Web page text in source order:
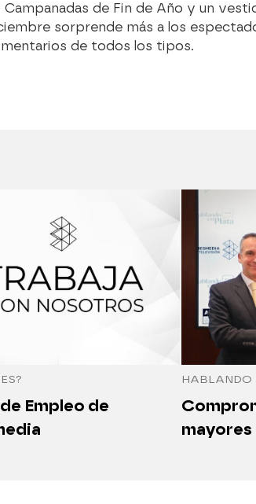
Campanadas de Fin de Año y un
sorprende más a los
de todos los tipos.
Empleo de
HABLANDO
mayores